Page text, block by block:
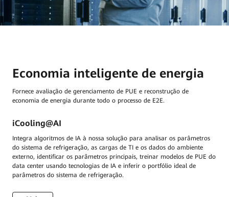
Economia inteligente de energia
Fornece avaliação de gerenciamento de PUE e reconstrução de
economia de energia durante todo o processo de E2E.
iCooling@AI
Integra algoritmos de IA à nossa solução para analisar os parâmetros
do sistema de refrigeração, as cargas de TI e os dados do ambiente
externo, identificar os parâmetros principais, treinar modelos de PUE do
data center usando tecnologias de IA e inferir o portfólio ideal de
parâmetros do sistema de refrigeração.